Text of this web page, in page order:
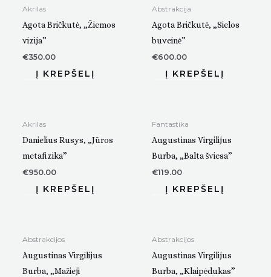
Akrilas
Agota Bričkutė, „Žiemos
vizija”
€350.00
Abstrakcija
Agota Bričkutė, „Sielos
buveinė”
€600.00
Akrilas
Danielius Rusys, „Jūros
metafizika”
€950.00
Fantastika
Augustinas Virgilijus
Burba, „Balta šviesa”
€119.00
Abstrakcijos
Augustinas Virgilijus
Burba, „Mažieji
Abstrakcijos
Augustinas Virgilijus
Burba, „Klaipėdukas”